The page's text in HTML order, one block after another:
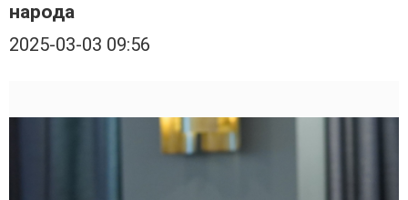
народа
2025-03-03 09:56